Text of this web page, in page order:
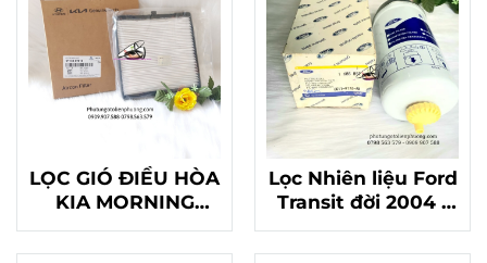
LỌC GIÓ ĐIỀU HÒA
KIA MORNING
2016, HYUNDAI I10
CHÍNH HÃNG
Lọc Nhiên liệu Ford
Transit đời 2004 -
2015